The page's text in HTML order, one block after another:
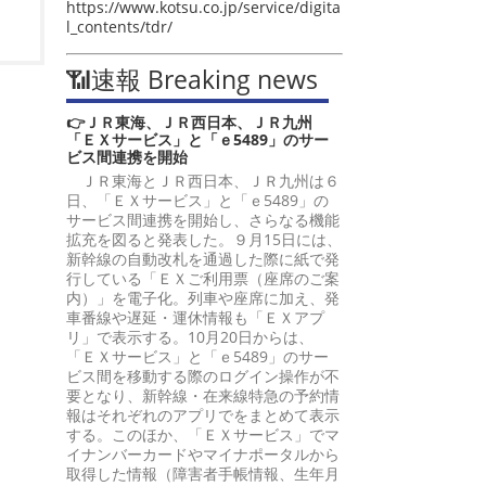
https://www.kotsu.co.jp/service/digita
l_contents/tdr/
📶速報 Breaking news
👉ＪＲ東海、ＪＲ西日本、ＪＲ九州
「ＥＸサービス」と「ｅ5489」のサー
ビス間連携を開始
ＪＲ東海とＪＲ西日本、ＪＲ九州は６
日、「ＥＸサービス」と「ｅ5489」の
サービス間連携を開始し、さらなる機能
拡充を図ると発表した。９月15日には、
新幹線の自動改札を通過した際に紙で発
行している「ＥＸご利用票（座席のご案
内）」を電子化。列車や座席に加え、発
車番線や遅延・運休情報も「ＥＸアプ
リ」で表示する。10月20日からは、
「ＥＸサービス」と「ｅ5489」のサー
ビス間を移動する際のログイン操作が不
要となり、新幹線・在来線特急の予約情
報はそれぞれのアプリでをまとめて表示
する。このほか、「ＥＸサービス」でマ
イナンバーカードやマイナポータルから
取得した情報（障害者手帳情報、生年月